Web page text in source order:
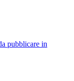
pubblicare in